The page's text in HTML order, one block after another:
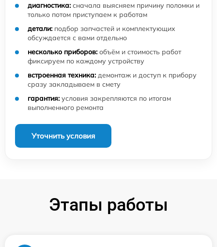
диагностика: сначала выясняем причину поломки и
только потом приступаем к работам
детали: подбор запчастей и комплектующих
обсуждается с вами отдельно
несколько приборов: объём и стоимость работ
фиксируем по каждому устройству
встроенная техника: демонтаж и доступ к прибору
сразу закладываем в смету
гарантия: условия закрепляются по итогам
выполненного ремонта
Уточнить условия
Этапы работы